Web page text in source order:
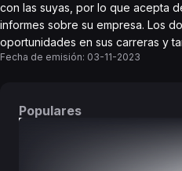
con las suyas, por lo que acepta
informes sobre su empresa. Los
oportunidades en sus carreras y
Fecha de emisión: 03-11-2023
Populares